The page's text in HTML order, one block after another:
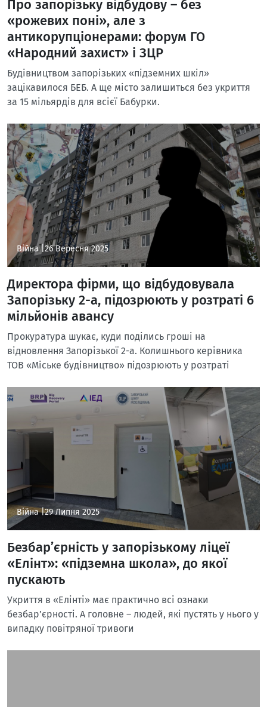
Про запорізьку відбудову – без
«рожевих поні», але з
антикорупціонерами: форум ГО
«Народний захист» і ЗЦР
Будівництвом запорізьких «підземних шкіл»
зацікавилося БЕБ. А ще місто залишиться без укриття
за 15 мільярдів для всієї Бабурки.
Війна |26 Вересня 2025
Директора фірми, що відбудовувала
Запорізьку 2-а, підозрюють у розтраті 6
мільйонів авансу
Прокуратура шукає, куди поділись гроші на
відновлення Запорізької 2-а. Колишнього керівника
ТОВ «Міське будівництво» підозрюють у розтраті
Війна |29 Липня 2025
Безбар’єрність у запорізькому ліцеї
«Елінт»: «підземна школа», до якої
пускають
Укриття в «Елінті» має практично всі ознаки
безбар’єрності. А головне – людей, які пустять у нього у
випадку повітряної тривоги